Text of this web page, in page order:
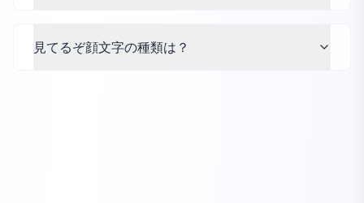
見てるぞ顔文字の種類は？